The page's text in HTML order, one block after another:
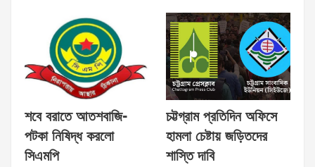
শবে বরাতে আতশবাজি-
পটকা নিষিদ্ধ করলো
সিএমপি
চট্টগ্রাম প্রতিদিন অফিসে
হামলা চেষ্টায় জড়িতদের
শাস্তি দাবি